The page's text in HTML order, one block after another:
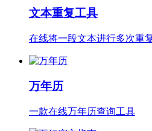
文本重复工具
在线将一段文本进行多次重
万年历
一款在线万年历查询工具